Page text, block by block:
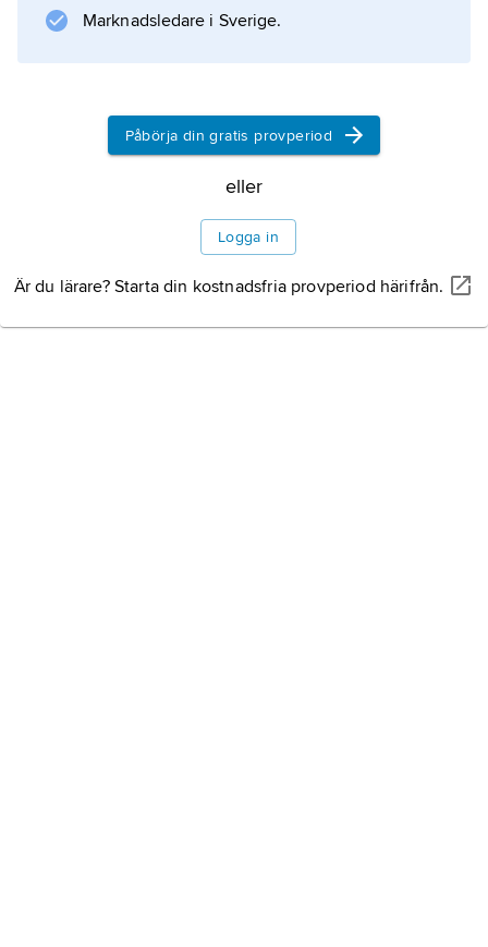
Marknadsledare i Sverige.
Påbörja din gratis provperiod
eller
Logga in
Är du lärare? Starta din kostnadsfria provperiod härifrån.